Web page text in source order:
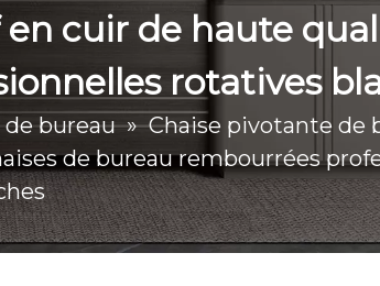
cuir de haute
rotatives
de bureau » Chaise pivotante de
de bureau rembourrées